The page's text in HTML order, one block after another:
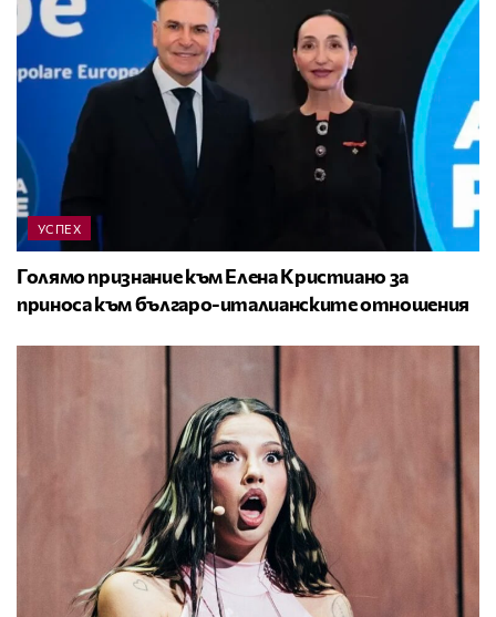
УСПЕХ
Голямо признание към Елена Кристиано за
приноса към българо-италианските отношения